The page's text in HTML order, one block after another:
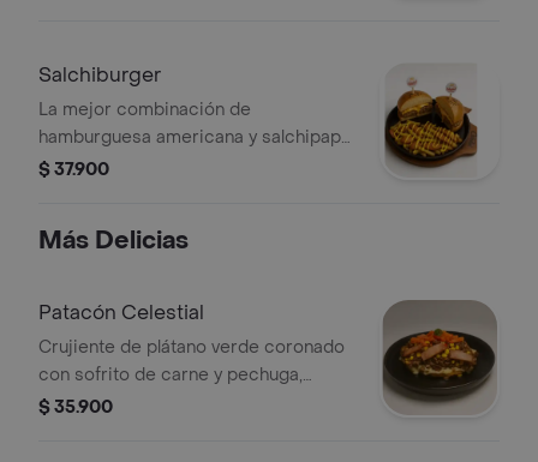
Salchiburger
La mejor combinación de
hamburguesa americana y salchipapa
americana con queso cheddar
$ 37.900
Más Delicias
Patacón Celestial
Crujiente de plátano verde coronado
con sofrito de carne y pechuga,
tocineta ahumada, maíz dulce,
$ 35.900